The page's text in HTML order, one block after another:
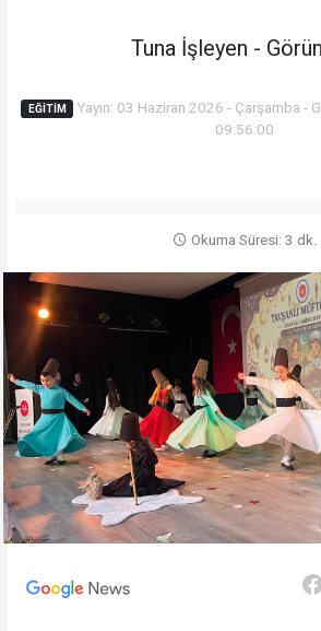
Tuna İşleyen -
EĞITIM
Yayın: 03 Haziran 2026 - Çarşamba -
09:56:00
Okuma Süresi: 3 dk.